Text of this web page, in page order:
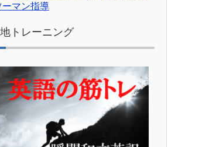
ーマン指導
トレーニング